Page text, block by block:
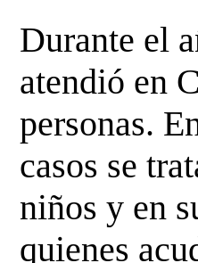
Durante el
atendió en
personas.
casos se
niños y en
quienes